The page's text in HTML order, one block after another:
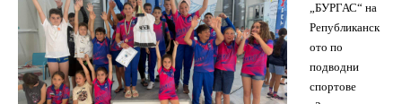
„БУРГАС“ на
Републиканск
ото по
подводни
спортове